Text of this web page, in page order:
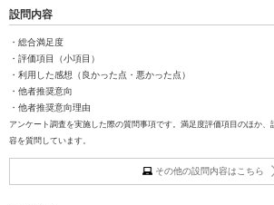
設問内容
・総合満足度
・評価項目（小項目）
・利用した感想（良かった点・悪かった点）
・他者推奨意向
・他者推奨意向理由
アンケート調査を実施した際の質問事項です。満足度評価項目のほか、
容を質問しています。
その他の設問内容はこちら